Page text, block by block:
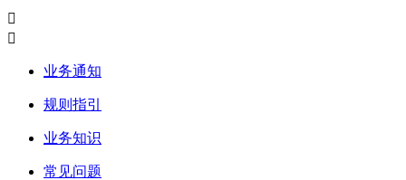
业务通知
规则指引
业务知识
常见问题